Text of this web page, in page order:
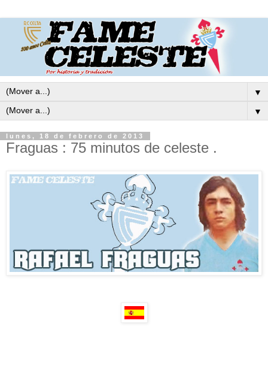
▼
▼
lunes, 18 de febrero de 2013
Fraguas : 75 minutos de celeste .